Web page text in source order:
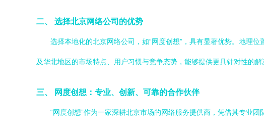
二、 选择北京网络公司的优势
选择本地化的北京网络公司，如“网度创想”，具有显著优势。地理
及华北地区的市场特点、用户习惯与竞争态势，能够提供更具针对性的
三、 网度创想：专业、创新、可靠的合作伙伴
“网度创想”作为一家深耕北京市场的网络服务提供商，凭借其专业团